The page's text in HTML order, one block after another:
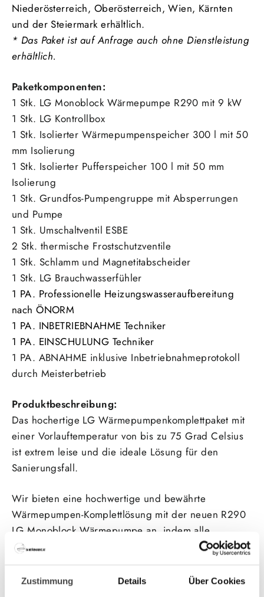
Zustimmung Details Über Cookies
Niederösterreich, Oberösterreich, Wien, Kärnten
und der Steiermark erhältlich.
* Das Paket ist auf Anfrage auch ohne Dienstleistung
erhältlich.
Paketkomponenten:
1 Stk. LG Monoblock Wärmepumpe R290 mit 9 kW
1 Stk. LG Kontrollbox
1 Stk. Isolierter Wärmepumpenspeicher 300 l mit 50
mm Isolierung
1 Stk. Isolierter Pufferspeicher 100 l mit 50 mm
Isolierung
1 Stk. Grundfos-Pumpengruppe mit Absperrungen
und Pumpe
1 Stk. Umschaltventil ESBE
2 Stk. thermische Frostschutzventile
1 Stk. Schlamm und Magnetitabscheider
1 Stk. LG Brauchwasserfühler
1 PA. Professionelle Heizungswasseraufbereitung
nach ÖNORM
1 PA. INBETRIEBNAHME Techniker
1 PA. EINSCHULUNG Techniker
1 PA. ABNAHME inklusive Inbetriebnahmeprotokoll
durch Meisterbetrieb
Produktbeschreibung:
Das hochertige LG Wärmepumpenkomplettpaket mit
einer Vorlauftemperatur von bis zu 75 Grad Celsius
ist extrem leise und die ideale Lösung für den
Sanierungsfall.
Wir bieten eine hochwertige und bewährte
Wärmepumpen-Komplettlösung mit der neuen R290
LG Monoblock Wärmepumpe an, indem alle
wichtigen Komponenten für Ihre
Wärmepumpenheizung enthalten sind.